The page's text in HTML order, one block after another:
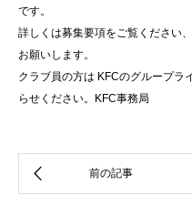
です。
詳しくは募集要項をご覧ください
お願いします。
クラブ員の方は KFCのグループラ
らせください。KFC事務局